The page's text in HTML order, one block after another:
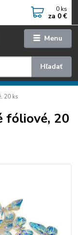
Menu
Hľadať
0 ks
za 0 €
20 ks
fóliové, 20